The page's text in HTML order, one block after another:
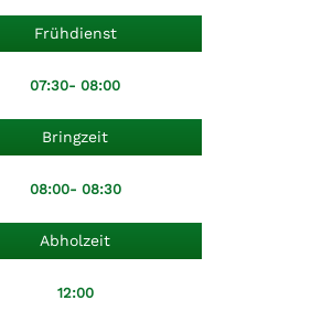
Frühdienst
07:30- 08:00
Bringzeit
08:00- 08:30
Abholzeit
12:00